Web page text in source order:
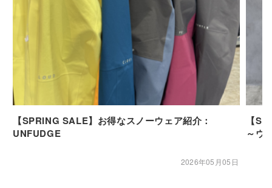
【SPRING SALE】お得なスノーウェア紹介：
UNFUDGE
2026年05月05日
【
～ウ